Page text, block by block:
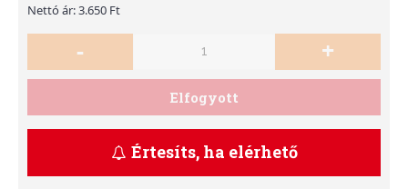
Nettó ár: 3.650 Ft
- +
Elfogyott
Értesíts, ha elérhető